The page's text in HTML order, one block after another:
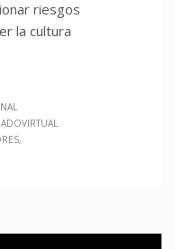
riesgos
la cultura